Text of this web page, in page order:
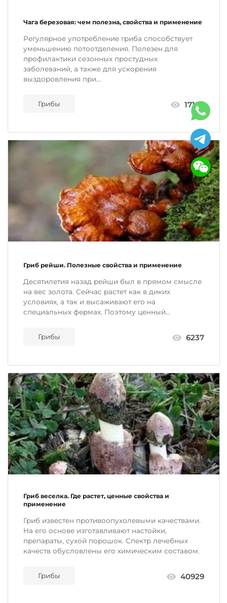
Чага березовая: чем полезна, свойства и применение
Регулярное употребление гриба способствует
уменьшению потоотделения. Полезен для
профилактики сезонных простудных
заболеваний, а также для ускорения
выздоровления при...
Грибы 17197
Гриб рейши. Полезные свойства и применение
Десятилетия назад рейши был в прямом смысле
на вес золота. Сейчас растет как в диких
условиях, а так и высаживают его на
специальных фермах. Поэтому ценный...
Грибы 6237
Гриб веселка. Где растет, ценные свойства и
применение
Гриб известен противоопухолевыми качествами.
На его основе изготавливают настойки,
препараты, сухой порошок. Спектр лечебных
качеств обусловлены его химическим составом.
Грибы 40929